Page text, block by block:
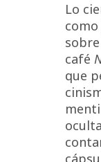
Lo
como
café
que